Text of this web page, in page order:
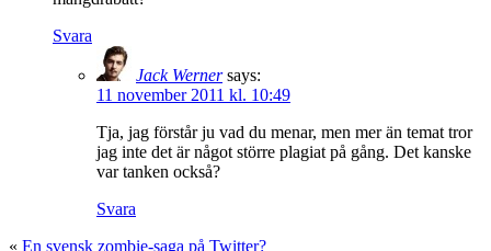
Svara
Jack Werner says:
11 november 2011 kl. 10:49
Tja, jag förstår ju vad du menar, men mer än temat tror
jag inte det är något större plagiat på gång. Det kanske
var tanken också?
Svara
« En svensk zombie-saga på Twitter?